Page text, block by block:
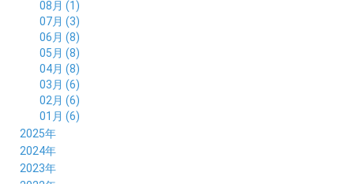
08月 (1)
07月 (3)
06月 (8)
05月 (8)
04月 (8)
03月 (6)
02月 (6)
01月 (6)
2025年
12月 (5)
11月 (3)
10月 (6)
2024年
12月 (4)
2023年